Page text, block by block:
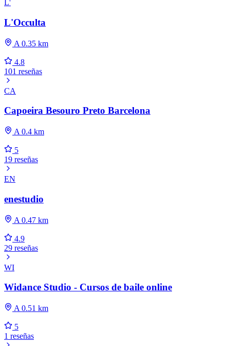
L'
L'Occulta
A 0.35 km
4.8
101 reseñas
CA
Capoeira Besouro Preto Barcelona
A 0.4 km
5
19 reseñas
EN
enestudio
A 0.47 km
4.9
29 reseñas
WI
Widance Studio - Cursos de baile online
A 0.51 km
5
1 reseñas